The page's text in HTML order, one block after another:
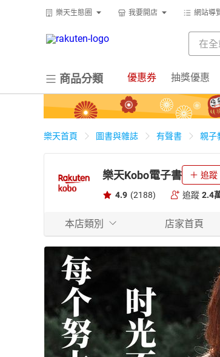
樂天生態圈 我要開店 網站導
商品分類 優惠券 抽獎優惠
樂天首頁 圖書與雜誌 有聲書 親子
樂天Kobo電子書 追蹤
4.9 (2188) 追蹤 2.4
本店類別 店家首頁